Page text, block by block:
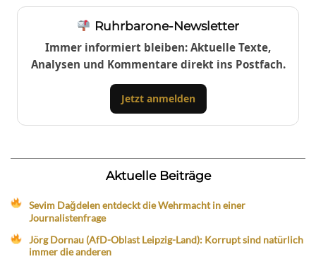
Ruhrbarone-Newsletter
Immer informiert bleiben: Aktuelle Texte,
Analysen und Kommentare direkt ins Postfach.
Jetzt anmelden
Aktuelle Beiträge
Sevim Dağdelen entdeckt die Wehrmacht in einer
Journalistenfrage
Jörg Dornau (AfD-Oblast Leipzig-Land): Korrupt sind natürlich
immer die anderen